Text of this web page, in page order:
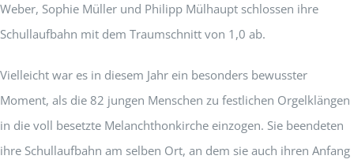
Weber, Sophie Müller und Philipp Mülhaupt schlossen ihre
Schullaufbahn mit dem Traumschnitt von 1,0 ab.
Vielleicht war es in diesem Jahr ein besonders bewusster
Moment, als die 82 jungen Menschen zu festlichen Orgelklängen
in die voll besetzte Melanchthonkirche einzogen. Sie beendeten
ihre Schullaufbahn am selben Ort, an dem sie auch ihren Anfang